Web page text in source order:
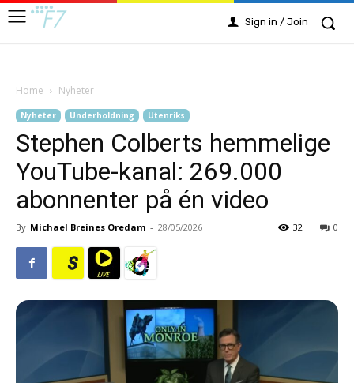
Sign in / Join
Home Nyheter
Nyheter Underholdning Utenriks
Stephen Colberts hemmelige
YouTube-kanal: 269.000
abonnenter på én video
By Michael Breines Oredam - 28/05/2026 0
32